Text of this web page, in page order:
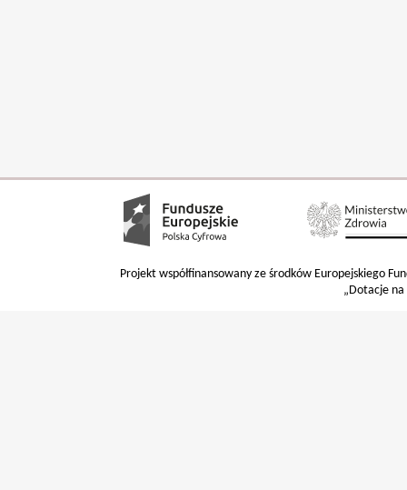
Projekt współfinansowany ze środków Europejskiego
„Dotacje na